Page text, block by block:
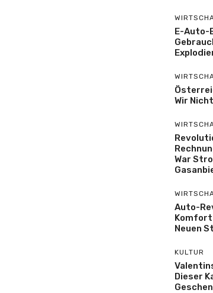
E-Auto-
Wir
War
Auto-
Komfort
Neuen
KULTUR
Dieser